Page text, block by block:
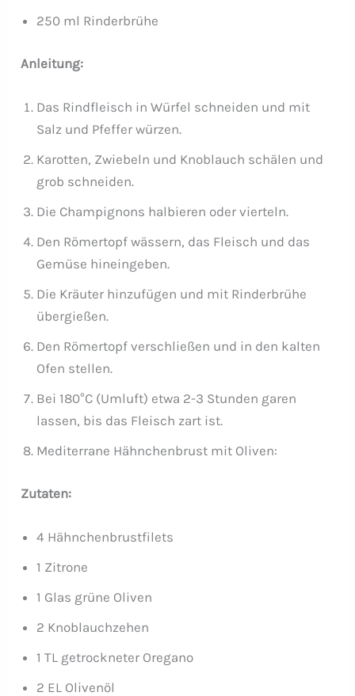
250 ml Rinderbrühe
Anleitung:
Das Rindfleisch in Würfel schneiden und mit
Salz und Pfeffer würzen.
Karotten, Zwiebeln und Knoblauch schälen und
grob schneiden.
Die Champignons halbieren oder vierteln.
Den Römertopf wässern, das Fleisch und das
Gemüse hineingeben.
Die Kräuter hinzufügen und mit Rinderbrühe
übergießen.
Den Römertopf verschließen und in den kalten
Ofen stellen.
Bei 180°C (Umluft) etwa 2-3 Stunden garen
lassen, bis das Fleisch zart ist.
Mediterrane Hähnchenbrust mit Oliven:
Zutaten:
4 Hähnchenbrustfilets
1 Zitrone
1 Glas grüne Oliven
2 Knoblauchzehen
1 TL getrockneter Oregano
2 EL Olivenöl